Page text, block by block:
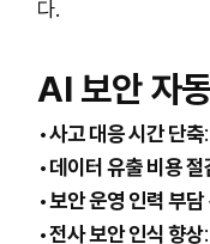
다.
AI 보안 자
사고 대응 시간 단축
데이터 유출 비용 절
보안 운영 인력 부담
전사 보안 인식 향상